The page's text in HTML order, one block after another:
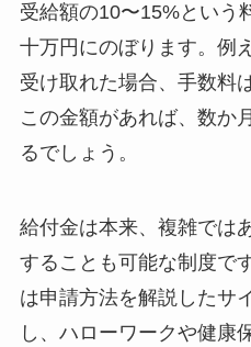
受給額の10〜15%という
十万円にのぼります。例
受け取れた場合、手数料
この金額があれば、数か
るでしょう。
給付金は本来、複雑では
することも可能な制度で
は申請方法を解説したサ
し、ハローワークや健康